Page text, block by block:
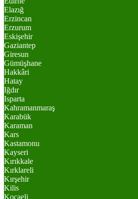
Elazığ
Erzincan
Erzurum
Eskişehir
Gaziantep
Giresun
Gümüşhane
Hakkâri
Hatay
Iğdır
Isparta
Kahramanmaraş
Karabük
Karaman
Kars
Kastamonu
Kayseri
Kırıkkale
Kırklareli
Kırşehir
Kilis
Kocaeli